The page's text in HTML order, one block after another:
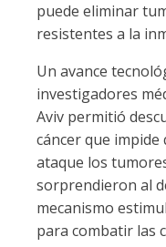
puede eliminar
resistentes a la
Un avance
investigadores
Aviv permitió
cáncer que
ataque los
sorprendieron al
mecanismo
para combatir las